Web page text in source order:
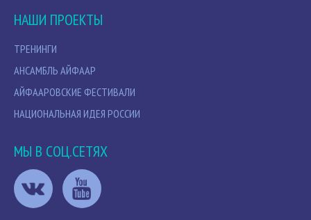
НАШИ ПРОЕКТЫ
ТРЕНИНГИ
АНСАМБЛЬ АЙФААР
АЙФААРОВСКИЕ ФЕСТИВАЛИ
НАЦИОНАЛЬНАЯ ИДЕЯ РОССИИ
МЫ В СОЦ.СЕТЯХ